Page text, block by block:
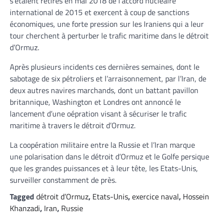
international de 2015 et exercent à coup de sanctions
économiques, une forte pression sur les Iraniens qui a leur
tour cherchent à perturber le trafic maritime dans le détroit
d’Ormuz.
Après plusieurs incidents ces dernières semaines, dont le
sabotage de six pétroliers et l’arraisonnement, par l’Iran, de
deux autres navires marchands, dont un battant pavillon
britannique, Washington et Londres ont annoncé le
lancement d’une oépration visant à sécuriser le trafic
maritime à travers le détroit d’Ormuz.
La coopération militaire entre la Russie et l’Iran marque
une polarisation dans le détroit d’Ormuz et le Golfe persique
que les grandes puissances et à leur tête, les Etats-Unis,
surveiller constamment de près.
Tagged détroit d’Ormuz, Etats-Unis,exercice naval, Hossein
Khanzadi, Iran, Russie